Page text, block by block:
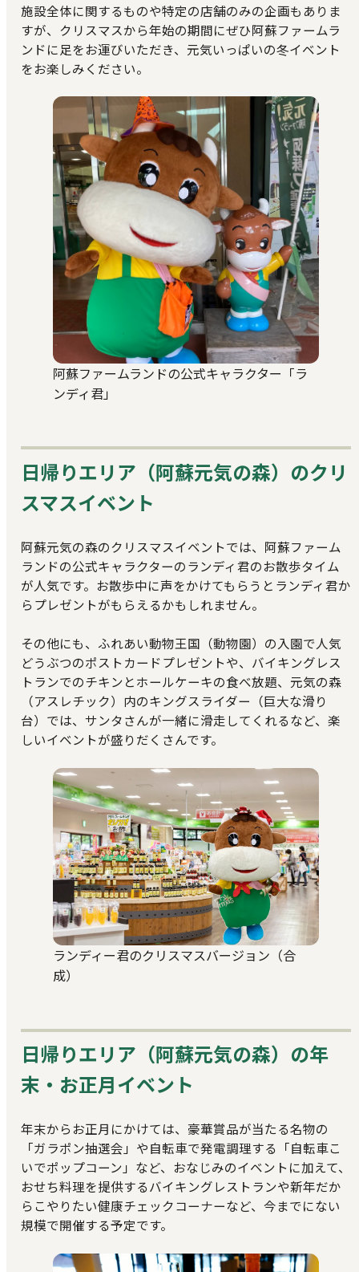
施設全体に関するものや特定の店舗のみの企画もありま
すが、クリスマスから年始の期間にぜひ阿蘇ファームラ
ンドに足をお運びいただき、元気いっぱいの冬イベント
をお楽しみください。
阿蘇ファームランドの公式キャラクター「ラ
ンディ君」
日帰りエリア（阿蘇元気の森）のクリ
スマスイベント
阿蘇元気の森のクリスマスイベントでは、阿蘇ファーム
ランドの公式キャラクターのランディ君のお散歩タイム
が人気です。お散歩中に声をかけてもらうとランディ君か
らプレゼントがもらえるかもしれません。
その他にも、ふれあい動物王国（動物園）の入園で人気
どうぶつのポストカードプレゼントや、バイキングレス
トランでのチキンとホールケーキの食べ放題、元気の森
（アスレチック）内のキングスライダー（巨大な滑り
台）では、サンタさんが一緒に滑走してくれるなど、楽
しいイベントが盛りだくさんです。
ランディー君のクリスマスバージョン（合
成）
日帰りエリア（阿蘇元気の森）の年
末・お正月イベント
年末からお正月にかけては、豪華賞品が当たる名物の
「ガラポン抽選会」や自転車で発電調理する「自転車こ
いでポップコーン」など、おなじみのイベントに加えて、
おせち料理を提供するバイキングレストランや新年だか
らこやりたい健康チェックコーナーなど、今までにない
規模で開催する予定です。